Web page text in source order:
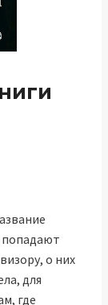
попадают
о них
для
где